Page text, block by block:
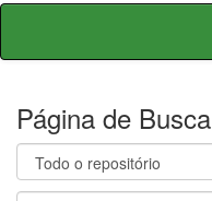
Skip
Página de Busca